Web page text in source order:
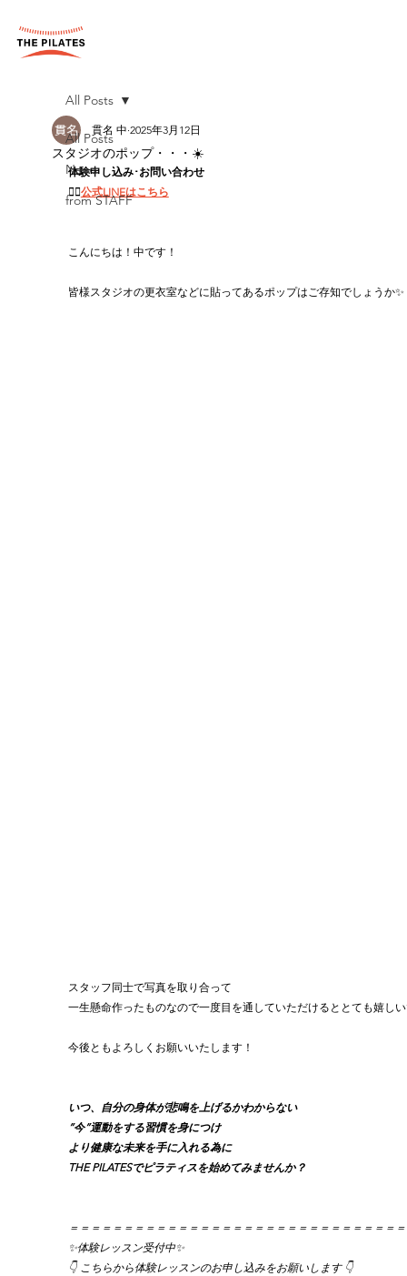
All Posts
News
from STAFF
All Posts
スタジオのポップ・・・☀️
貫名 中 2025年3月12日
体験申し込み･お問い合わせ
👉🏻公式LINEはこちら
こんにちは！中です！
皆様スタジオの更衣室などに貼ってあるポップはご存知でしょうか✨
スタッフ同士で写真を取り合って
一生懸命作ったものなので一度目を通していただけるととても嬉し
今後ともよろしくお願いいたします！
いつ、自分の身体が悲鳴を上げるかわからない
”今”運動をする習慣を身につけ
より健康な未来を手に入れる為に
THE PILATESでピラティスを始めてみませんか？
＝＝＝＝＝＝＝＝＝＝＝＝＝＝＝＝＝＝＝＝＝＝＝＝＝＝＝＝＝＝
✨体験レッスン受付中✨
👇 こちらから体験レッスンのお申し込みをお願いします 👇